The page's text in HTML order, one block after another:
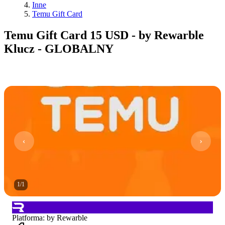
Inne
Temu Gift Card
Temu Gift Card 15 USD - by Rewarble
Klucz - GLOBALNY
1/1
Platforma: by Rewarble